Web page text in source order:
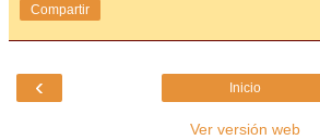
Compartir
‹ Inicio
Ver versión web